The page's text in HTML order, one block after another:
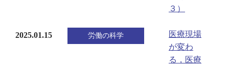
３）
2025.01.15 労働の科学
医療現場
が変わ
る，医療